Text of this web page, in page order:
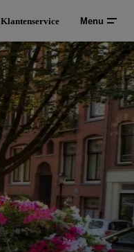
Klantenservice Menu